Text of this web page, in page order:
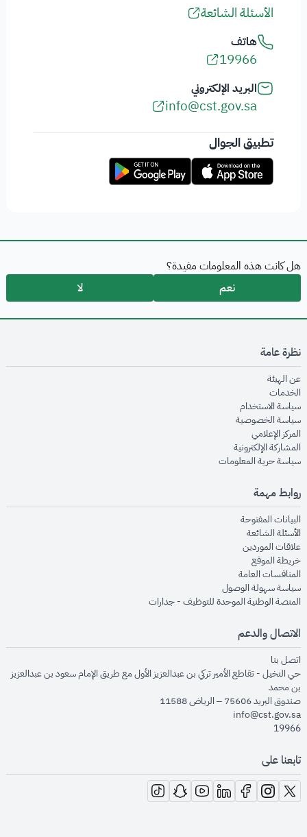
الأسئلة الشائعة
هاتف
19966
البريد الإلكتروني
info@cst.gov.sa
تطبيق الجوال
هل كانت هذه المعلومات مفيدة؟
نعم
لا
نظرة عامة
عن الهيئةopens in new window
الخدماتopens in new window
سياسة الاستخدام
سياسة الخصوصيةopens in new window
المركز الإعلاميopens in new window
المشاركة الإلكترونيةopens in new window
سياسة حرية المعلوماتopens in new window
روابط مهمة
البيانات المفتوحةopens in new window
الأسئلة الشائعةopens in new window
علاقات الموردينopens in new window
خريطة الموقعopens in new window
المنافسات العامةopens in new window
سياسة سهولة الوصولopens in new window
المنصة الوطنية الموحدة للتوظيف - جداراتopens in new window
الاتصال والدعم
اتصل بنا
حي النخيل - تقاطع الأمير تركي بن عبدالعزيز الأول مع طريق الإمام سعود بن عبدالعزيز
بن محمد
صندوق البريد 75606 – الرياض 11588
info@cst.gov.sa
19966
تابعنا على
opens in new window
opens in new window
opens in new window
opens in new window
opens in new window
opens in new window
opens in new window